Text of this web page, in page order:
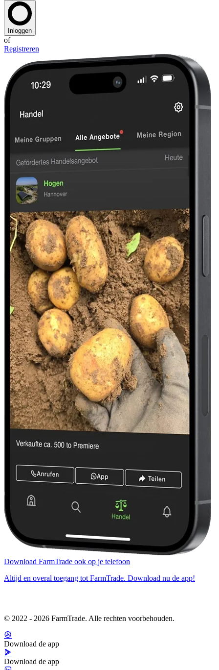
Inloggen
of
Registreren
Download FarmTrade ook op je telefoon
Altijd en overal toegang tot FarmTrade. Download nu de app!
© 2022 - 2026 FarmTrade. Alle rechten voorbehouden.
Download de app
Download de app